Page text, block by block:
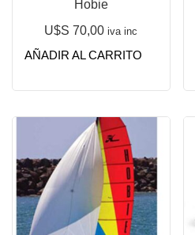
Hobie
U$S70,00 iva inc
AÑADIR AL CARRITO